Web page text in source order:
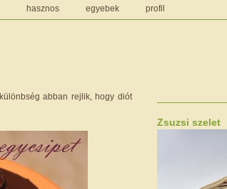
hasznos egyebek profil
abban rejlik, hogy diót
Zsuzsi szelet